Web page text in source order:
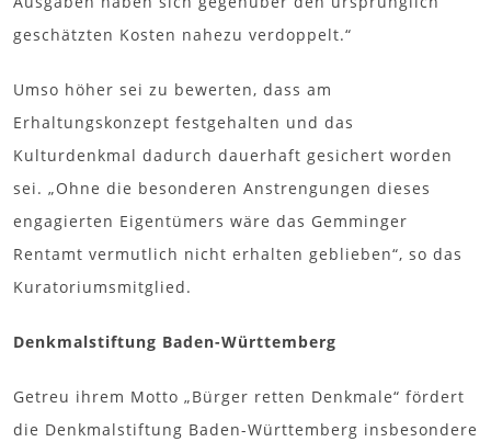
geschätzten Kosten nahezu verdoppelt.“
Umso höher sei zu bewerten, dass am
Erhaltungskonzept festgehalten und das
Kulturdenkmal dadurch dauerhaft gesichert worden
sei. „Ohne die besonderen Anstrengungen dieses
engagierten Eigentümers wäre das Gemminger
Rentamt vermutlich nicht erhalten geblieben“, so das
Kuratoriumsmitglied.
Denkmalstiftung Baden-Württemberg
Getreu ihrem Motto „Bürger retten Denkmale“ fördert
die Denkmalstiftung Baden-Württemberg insbesondere